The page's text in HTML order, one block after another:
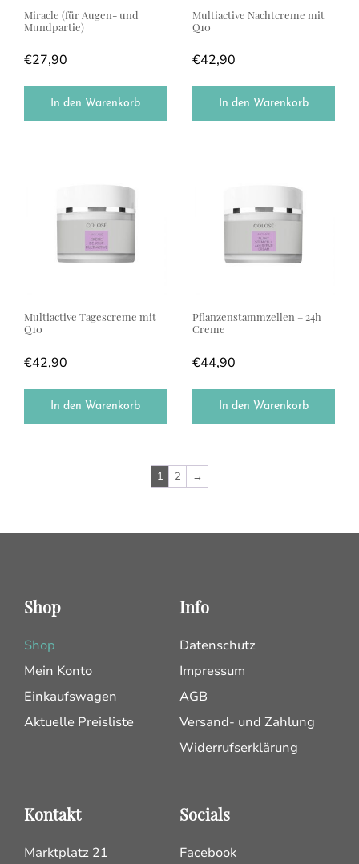
Miracle (für Augen- und
Mundpartie)
€27,90
In den Warenkorb
Multiactive Nachtcreme mit
Q10
€42,90
In den Warenkorb
Multiactive Tagescreme mit
Q10
€42,90
In den Warenkorb
Pflanzenstammzellen – 24h
Creme
€44,90
In den Warenkorb
1 2 →
Shop
Shop
Mein Konto
Einkaufswagen
Aktuelle Preisliste
Info
Datenschutz
Impressum
AGB
Versand- und Zahlung
Widerrufserklärung
Kontakt
Marktplatz 21
Socials
Facebook